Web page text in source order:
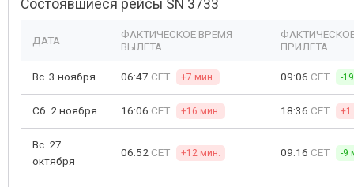
Состоявшиеся рейсы SN 3733
ДАТА
ФАКТИЧЕСКОЕ ВРЕМЯ
ВЫЛЕТА
ПРИЛЕТА
Вс. 3 ноября 06:47 CET +7 мин. 09:06 CET -
Сб. 2 ноября 16:06 CET +16 мин. 18:36 CET +1
Вс. 27
октября
06:52 CET +12 мин. 09:16 CET -9